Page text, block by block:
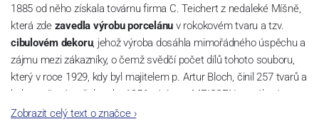
1885 od něho získala továrnu firma C. Teichert z nedaleké Míšně,
která zdezavedla výrobu porcelánu v rokokovém tvaru a tzv.
cibulovém dekoru, jehož výroba dosáhla mimořádného úspěchu a
zájmu mezi zákazníky, o čemž svědčí počet dílů tohoto souboru,
který v roce 1929, kdy byl majitelem p. Artur Bloch, činil 257 tvarů a
byl označován až do roku 1956 nápisem MEISSEN v oválovém
rámečku.
Zobrazit celý text o značce›